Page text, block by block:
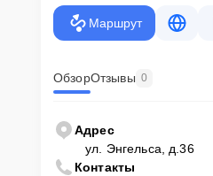
Маршрут
ОбзорОтзывы 0
Адрес
ул. Энгельса, д.36
Контакты